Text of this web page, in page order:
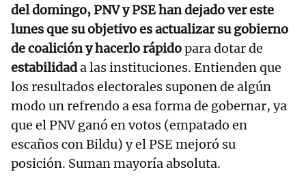
del domingo, PNV y PSE han dejado ver este
lunes que su objetivo es actualizar su gobierno
de coalición y hacerlo rápidopara dotar de
estabilidada las instituciones. Entienden que
los resultados electorales suponen de algún
modo un refrendo a esa forma de gobernar, ya
que el PNV ganó en votos (empatado en
escaños con Bildu) y el PSE mejoró su
posición. Suman mayoría absoluta.